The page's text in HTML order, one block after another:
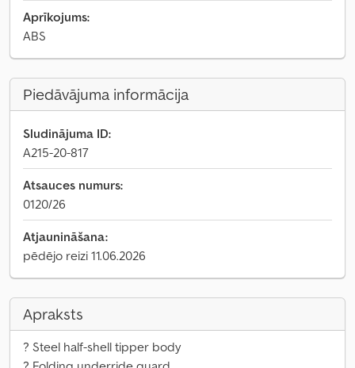
Aprīkojums:
ABS
Piedāvājuma informācija
Sludinājuma ID:
A215-20-817
Atsauces numurs:
0120/26
Atjaunināšana:
pēdējo reizi 11.06.2026
Apraksts
? Steel half-shell tipper body